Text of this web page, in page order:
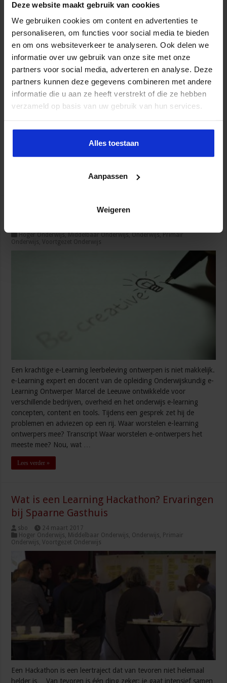
Deze website maakt gebruik van cookies
We gebruiken cookies om content en advertenties te
personaliseren, om functies voor social media te bieden
en om ons websiteverkeer te analyseren. Ook delen we
informatie over uw gebruik van onze site met onze
partners voor social media, adverteren en analyse. Deze
partners kunnen deze gegevens combineren met andere
informatie die u aan ze heeft verstrekt of die ze hebben
verzameld op basis van uw gebruik van hun services.
Alles toestaan
Aanpassen
Weigeren
“Empoweren van lerenden”: het grotendeels overdragen van de
regie over en de verantwoordelijkheid voor het leren aan de
zo bij de hand genomen. Als het leermateriaal of training
ontbreekt, stopt het leren. Deze aanpak …
Advies aan e-Learning ontwerpers
Hoger Onderwijs,Middelbaar Onderwijs,Onderwijs,Primair
Onderwijs , Voortgezet Onderwijs
Een krachtige e-Learning leerbeleving ontwerpen is niet makkelijk.
e-Learning expert en docent van de opleiding Onderwijskundig e-
Learning Ontwerper Marcel de Leeuwe ontwikkelde voor
verschillende bedrijven, overheid en het onderwijs e-learning
concepten, content en tools. Tijdens een gesprek zet hij de
problemen en adviezen op een rij. Waar worstelen e-learning
ontwerpers mee? Transcript Waar worstelen e-ontwerpers het
meeste mee? Nou, wat …
Lees verder »
Wat is een Learning Hackathon? Ervaringen
bij Spaarne Gasthuis
sbo
24 maart 2017
Hoger Onderwijs, Middelbaar Onderwijs, Onderwijs, Primair
Onderwijs,Voortgezet Onderwijs
Een Hackathon is een leertraject dat van tevoren niet helemaal
helder is… Van tevoren is één ding zeker: je gaat intensief samen